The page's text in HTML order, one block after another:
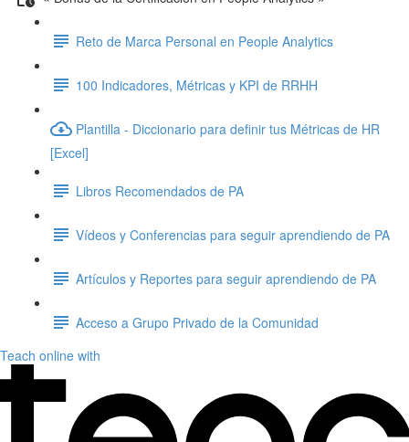
Reto de Marca Personal en People Analytics
100 Indicadores, Métricas y KPI de RRHH
Plantilla - Diccionario para definir tus Métricas de HR
[Excel]
Libros Recomendados de PA
Vídeos y Conferencias para seguir aprendiendo de PA
Artículos y Reportes para seguir aprendiendo de PA
Acceso a Grupo Privado de la Comunidad
Teach online with